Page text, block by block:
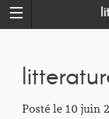
Posté le 10 juin